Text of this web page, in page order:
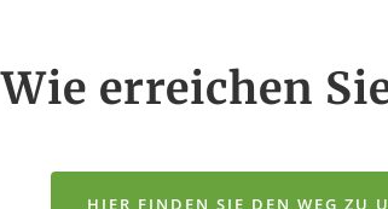
Wie erreichen
HIER FINDEN SIE DEN WEG ZU